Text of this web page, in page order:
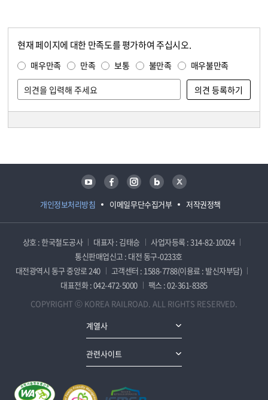
현재 페이지에 대한 만족도를 평가하여 주십시오.
매우만족 만족 보통 불만족 매우불만족
개인정보처리방침 이메일무단수집거부 저작권정책
유튜브 페이스북 인스타그램 블로그 트위터
상호 : 한국철도공사 대표자 : 김태승
사업자등록 : 314-82-10024
통신판매업신고 : 대전 동구-0233호
대전광역시 동구 중앙로 240
고객센터 : 1588-7788(이용료 : 발신자부담)
대표전화 : 042-472-5000
팩스 : 02-361-8385
COPYRIGHT ⓒ KOREA RAILROAD. ALL RIGHTS RESERVED.
계열사
관련사이트